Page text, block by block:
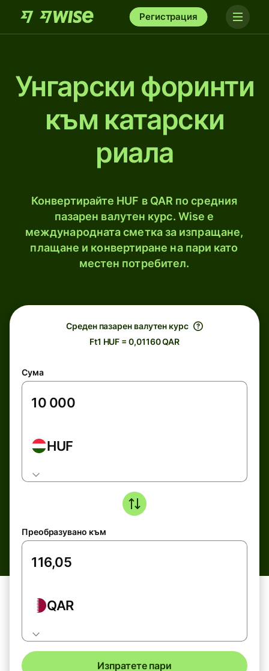
Регистрация
Унгарски форинти
към катарски
риалa
Конвертирайте HUF в QAR по средния
пазарен валутен курс. Wise е
международната сметка за изпращане,
плащане и конвертиране на пари като
местен потребител.
Среден пазарен валутен курс
Ft1 HUF = 0,01160 QAR
Сума
HUF
Преобразувано към
QAR
Изпратете пари